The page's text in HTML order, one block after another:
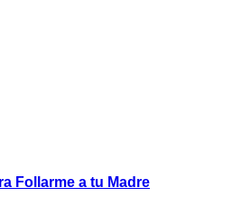
Follarme a tu Madre